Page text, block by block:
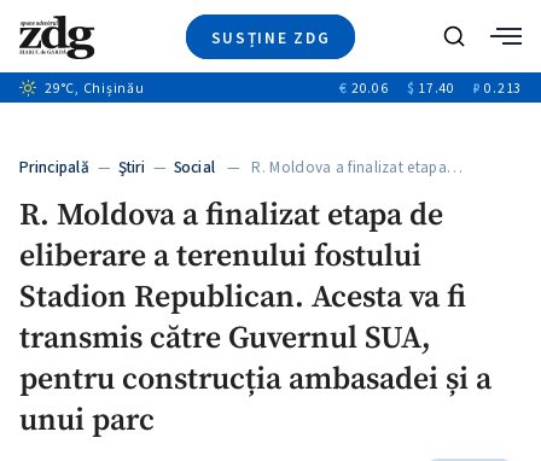
SUSȚINE ZDG
Ştiri
+5
Special
Blog
ZdGust
Caută
29°C, Chișinău € 20.06 $ 17.40 ₽ 0.213
Principală — Ştiri — Social — R. Moldova a finalizat etapa…
R. Moldova a finalizat etapa de
eliberare a terenului fostului
Stadion Republican. Acesta va fi
transmis către Guvernul SUA,
pentru construcția ambasadei și a
unui parc